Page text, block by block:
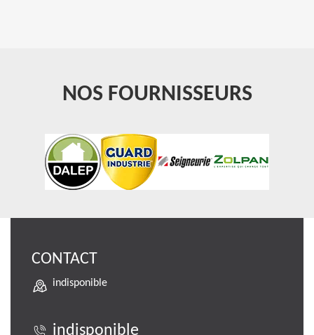
NOS FOURNISSEURS
CONTACT
indisponible
indisponible